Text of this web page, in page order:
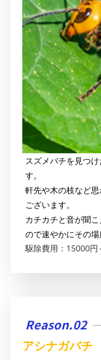
スズメバチを見つ
す。
軒先や木の枝など
ございます。
カチカチと音が聞
ので速やかにその場
駆除費用：15000円
Reason.02
アシナガバチ